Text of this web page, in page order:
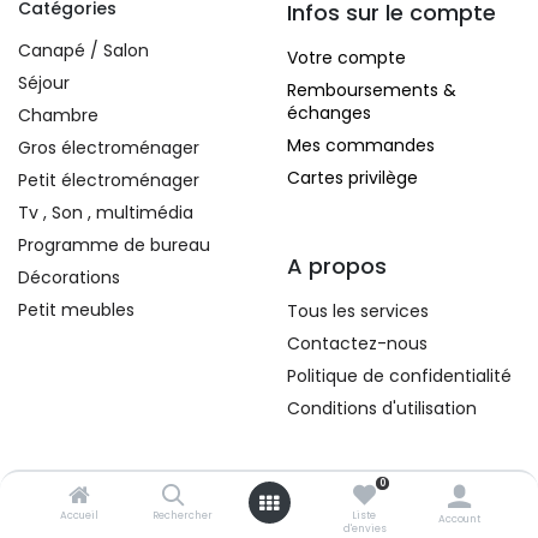
Accueil Rechercher
0
Liste
d'envies
Account
Catégories
Canapé / Salon
Séjour
Chambre
Gros électroménager
Petit électroménager
Tv , Son , multimédia
Programme de bureau
Décorations
Petit meubles
Infos sur le compte
Votre compte
Remboursements &
échanges
Mes commandes
Cartes privilège
A propos
Tous les services
Contactez-nous
Politique de confidentialité
Conditions d'utilisation
Contacts